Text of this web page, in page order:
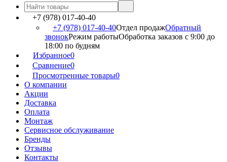
+7 (978) 017-40-40
+7 (978) 017-40-40Отдел продажОбратный
звонокРежим работыОбработка заказов с 9:00 до
18:00 по будням
Избранное0
Сравнение0
Просмотренные товары0
О компании
Акции
Доставка
Оплата
Монтаж
Сервисное обслуживание
Бренды
Отзывы
Контакты